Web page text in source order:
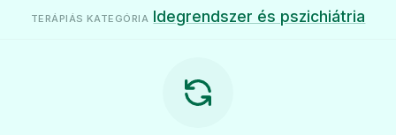
TERÁPIÁS KATEGÓRIA Idegrendszer és pszichiátria